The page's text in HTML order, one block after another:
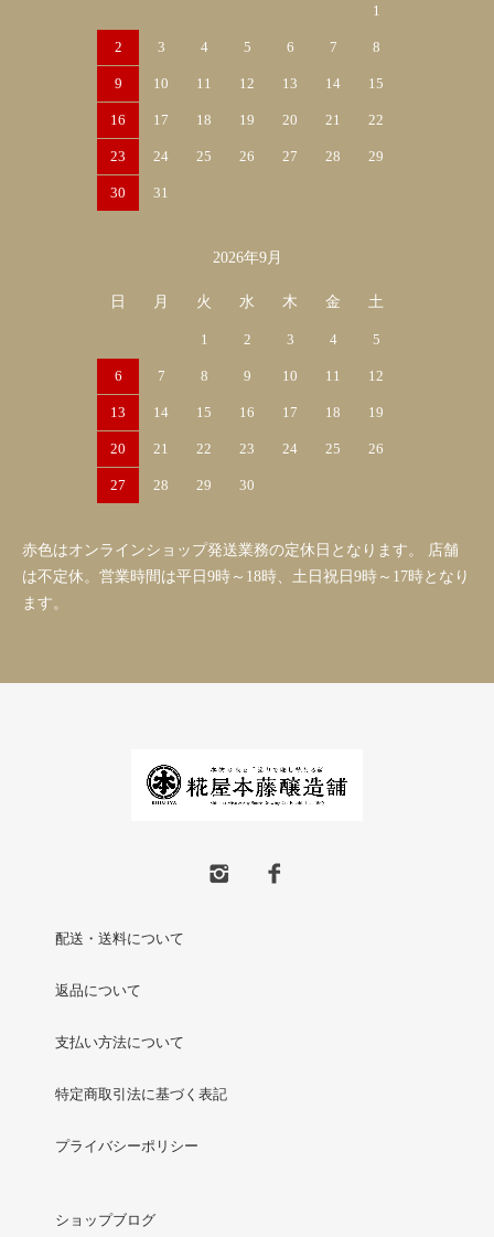
1
2 3 4 5 6 7 8
9 10 11 12 13 14 15
16 17 18 19 20 21 22
23 24 25 26 27 28 29
30 31
2026年9月
日 月 火 水 木 金 土
1 2 3 4 5
6 7 8 9 10 11 12
13 14 15 16 17 18 19
20 21 22 23 24 25 26
27 28 29 30
赤色はオンラインショップ発送業務の定休日となります。 店舗
は不定休。営業時間は平日9時～18時、土日祝日9時～17時となり
ます。
配送・送料について
返品について
支払い方法について
特定商取引法に基づく表記
プライバシーポリシー
ショップブログ